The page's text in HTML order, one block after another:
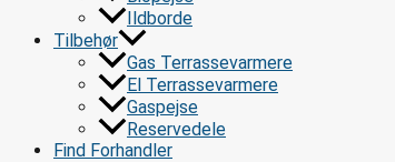
Ildborde
Tilbehør
Gas Terrassevarmere
El Terrassevarmere
Gaspejse
Reservedele
Find Forhandler